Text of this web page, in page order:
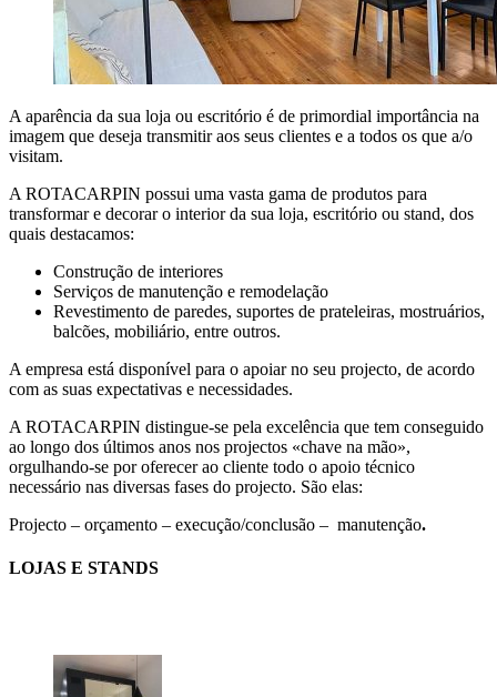
A aparência da sua loja ou escritório é de primordial importância na
imagem que deseja transmitir aos seus clientes e a todos os que a/o
visitam.
A ROTACARPIN possui uma vasta gama de produtos para
transformar e decorar o interior da sua loja, escritório ou stand, dos
quais destacamos:
Construção de interiores
Serviços de manutenção e remodelação
Revestimento de paredes, suportes de prateleiras, mostruários,
balcões, mobiliário, entre outros.
A empresa está disponível para o apoiar no seu projecto, de acordo
com as suas expectativas e necessidades.
A ROTACARPIN distingue-se pela excelência que tem conseguido
ao longo dos últimos anos nos projectos «chave na mão»,
orgulhando-se por oferecer ao cliente todo o apoio técnico
necessário nas diversas fases do projecto. São elas:
Projecto – orçamento – execução/conclusão – manutenção.
LOJAS E STANDS